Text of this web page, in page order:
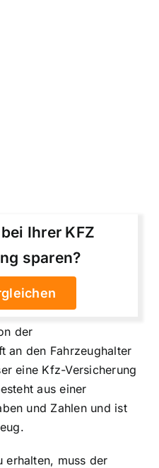
Ihrer KFZ
sparen?
der
an den Fahrzeughalter
eine Kfz-Versicherung
aus einer
und Zahlen und ist
erhalten, muss der